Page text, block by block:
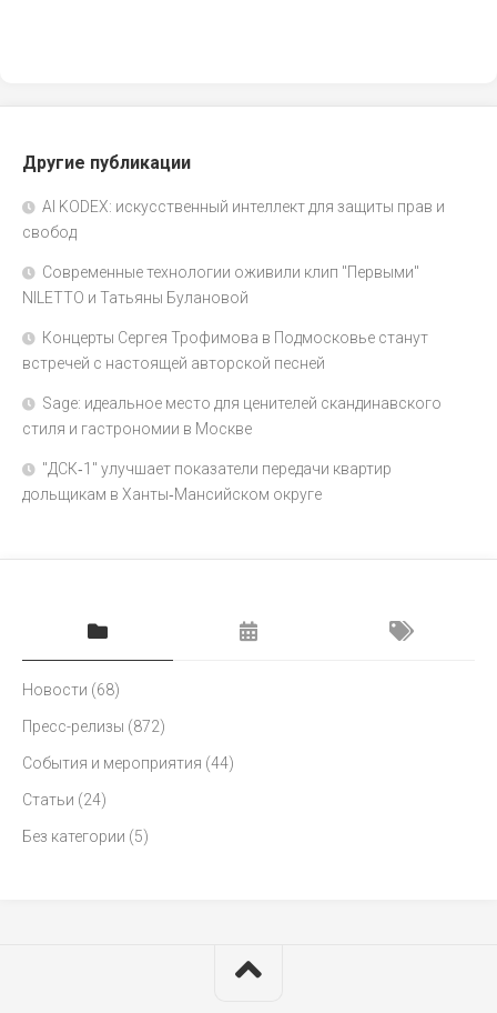
Другие публикации
AI KODEX: искусственный интеллект для защиты прав и
свобод
Современные технологии оживили клип "Первыми"
NILETTO и Татьяны Булановой
Концерты Сергея Трофимова в Подмосковье станут
встречей с настоящей авторской песней
Sage: идеальное место для ценителей скандинавского
стиля и гастрономии в Москве
"ДСК‑1" улучшает показатели передачи квартир
дольщикам в Ханты‑Мансийском округе
Новости (68)
Пресс-релизы (872)
События и мероприятия (44)
Статьи (24)
Без категории (5)